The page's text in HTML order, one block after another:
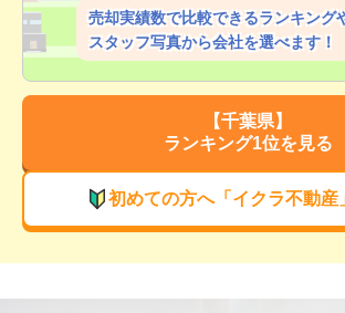
売却実績数で比較できるランキング
スタッフ写真から会社を選べます！
【千葉県】
ランキング1位を見る
初めての方へ「イクラ不動産